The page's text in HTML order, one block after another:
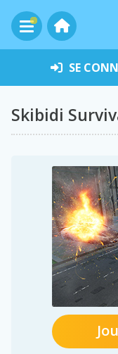
SE
Skibidi